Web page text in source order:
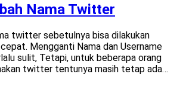
Nama Twitter
twitter sebetulnya bisa dilakukan
Mengganti Nama dan Username
sulit, Tetapi, untuk beberapa orang
twitter tentunya masih tetap ada…